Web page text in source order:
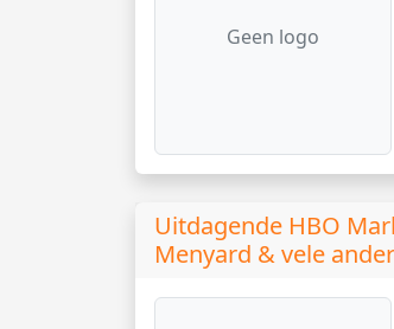
Geen logo
Uitdagende HBO
Menyard & vele